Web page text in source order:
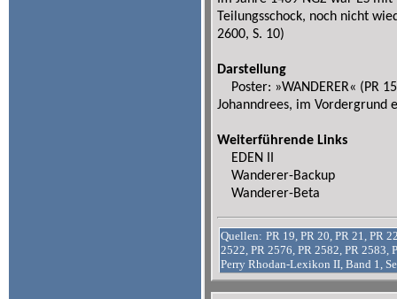
Teilungsschock, noch nicht
2600, S. 10)
Darstellung
Poster: »WANDERER« (PR
Johanndrees, im Vordergrund
Weiterführende Links
EDEN II
Wanderer-Backup
Wanderer-Beta
Quellen: PR 19, PR 20, PR 21, PR
2522, PR 2576, PR 2582, PR 2583,
Perry Rhodan-Lexikon II, Band 1,